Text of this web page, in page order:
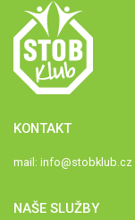
KONTAKT
mail: info@stobklub.cz
NAŠE SLUŽBY